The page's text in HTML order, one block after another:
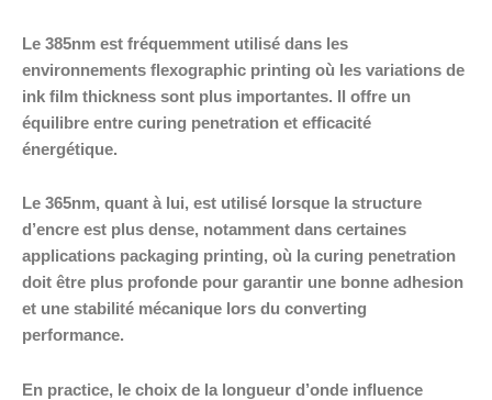
Le 385nm est fréquemment utilisé dans les
environnements flexographic printing où les variations de
ink film thickness sont plus importantes. Il offre un
équilibre entre curing penetration et efficacité
énergétique.
Le 365nm, quant à lui, est utilisé lorsque la structure
d’encre est plus dense, notamment dans certaines
applications packaging printing, où la curing penetration
doit être plus profonde pour garantir une bonne adhesion
et une stabilité mécanique lors du converting
performance.
En practice, le choix de la longueur d’onde influence